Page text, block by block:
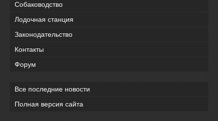
Собаководство
Лодочная станция
Законодательство
Контакты
Форум
Все последние новости
Полная версия сайта